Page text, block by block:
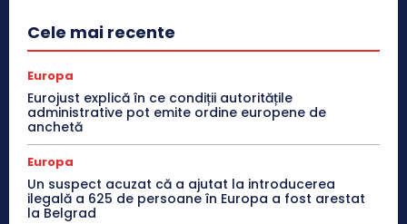
Cele mai recente
Europa
Eurojust explică în ce condiții autoritățile
administrative pot emite ordine europene de
anchetă
Europa
Un suspect acuzat că a ajutat la introducerea
ilegală a 625 de persoane în Europa a fost arestat
la Belgrad